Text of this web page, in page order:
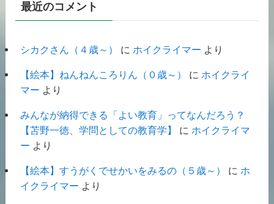
最近のコメント
シカクさん（４歳～） に ホイクライマー より
【絵本】ねんねんころりん（０歳～） に ホイクライ
マー より
みんなが納得できる「よい教育」ってなんだろう？
【苫野一徳、学問としての教育学】
に ホイクライマ
ー より
【絵本】すうがくでせかいをみるの（５歳～） に ホ
イクライマー より